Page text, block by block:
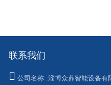
联系我们
公司名称 :淄博众鼎智能设备有